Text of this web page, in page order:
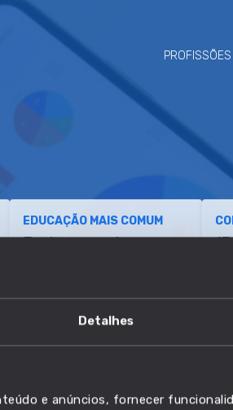
Detalhes
e anúncios, fornecer
PROFISSÕES
EDUCAÇÃO MAIS COMUM
Ensino superior